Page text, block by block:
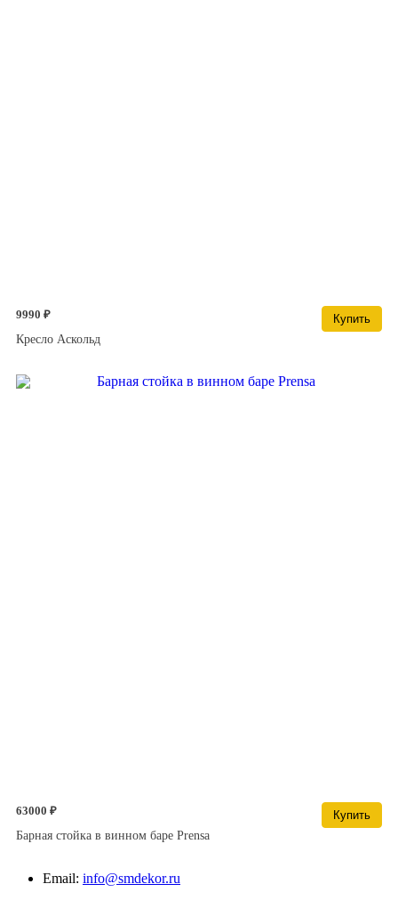
9990 ₽
Купить
Кресло Аскольд
63000 ₽
Купить
Барная стойка в винном баре Prensa
Email: info@smdekor.ru